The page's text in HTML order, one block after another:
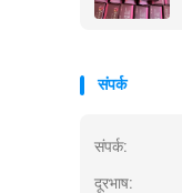
संपर्क
संपर्क:
दूरभाष: